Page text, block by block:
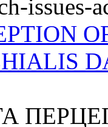
issues-